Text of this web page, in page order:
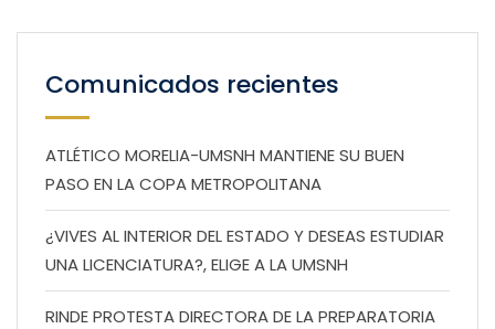
Comunicados recientes
ATLÉTICO MORELIA-UMSNH MANTIENE SU BUEN
PASO EN LA COPA METROPOLITANA
¿VIVES AL INTERIOR DEL ESTADO Y DESEAS ESTUDIAR
UNA LICENCIATURA?, ELIGE A LA UMSNH
RINDE PROTESTA DIRECTORA DE LA PREPARATORIA